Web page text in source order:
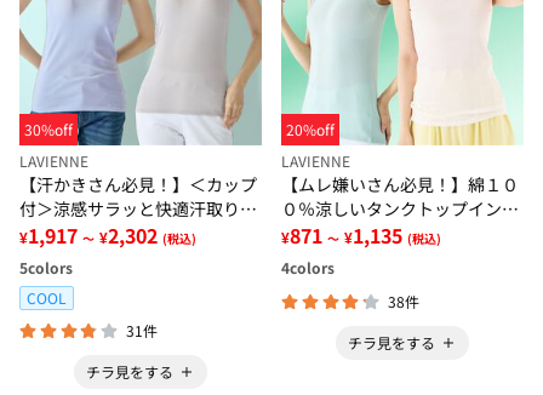
30%off
LAVIENNE
【汗かきさん必見！】＜カップ
付＞涼感サラッと快適汗取りタ
ンクトップインナー＜さらりラ
ボ＞
¥1,917 ～ ¥2,302 (税込)
5colors
COOL
31件
チラ見をする
20%off
LAVIENNE
【ムレ嫌いさん必見！】綿１０
０％涼しいタンクトップインナ
ー＜さらりラボ＞
¥871 ～ ¥1,135 (税込)
4colors
38件
チラ見をする